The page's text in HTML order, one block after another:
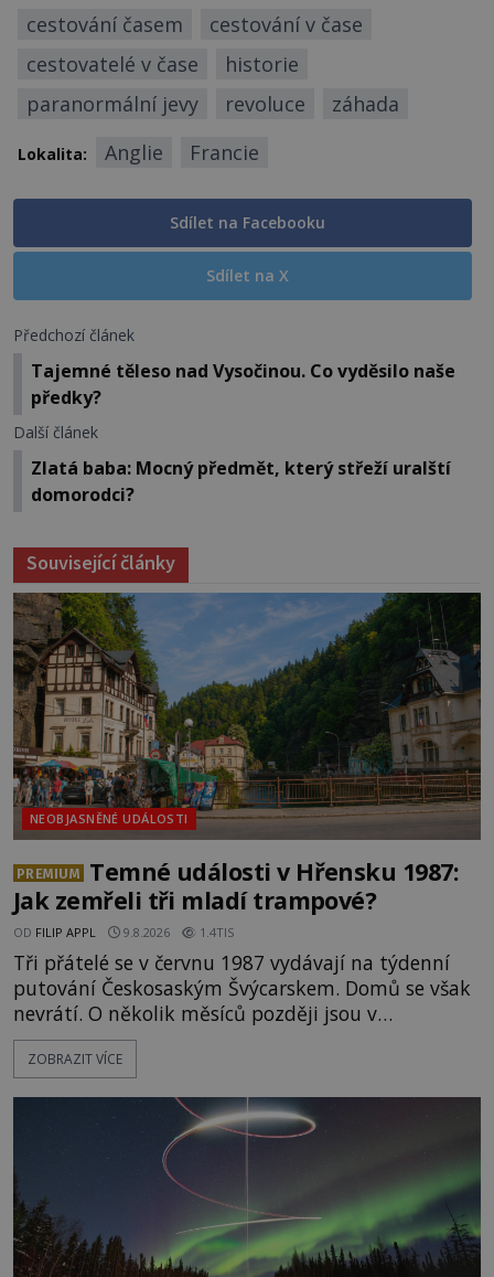
cestování časem
cestování v čase
cestovatelé v čase
historie
paranormální jevy
revoluce záhada
Lokalita: Anglie Francie
Sdílet na Facebooku
Sdílet na X
Předchozí článek
Tajemné těleso nad Vysočinou. Co vyděsilo naše
předky?
Další článek
Zlatá baba: Mocný předmět, který střeží uralští
domorodci?
Související články
NEOBJASNĚNÉ UDÁLOSTI
PREMIUM
Temné události v Hřensku 1987:
Jak zemřeli tři mladí trampové?
OD FILIP APPL 9.8.2026 1.4TIS
Tři přátelé se v červnu 1987 vydávají na týdenní
putování Českosaským Švýcarskem. Domů se však
nevrátí. O několik měsíců později jsou v
nepřístupných skalách u Hřenska nalezeny jejich
kostry – a s nimi stopy, které se jen obtížně slučují
přírodní živel, neznámý útočník, nebo někdo, koho
tehdejší režim nechtěl odhalit? [gallery
ids="171131,171132,1711
ZOBRAZIT VÍCE